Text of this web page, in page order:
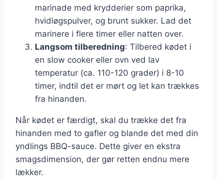
marinade med krydderier som paprika,
hvidløgspulver, og brunt sukker. Lad det
marinere i flere timer eller natten over.
Langsom tilberedning: Tilbered kødet i
en slow cooker eller ovn ved lav
temperatur (ca. 110-120 grader) i 8-10
timer, indtil det er mørt og let kan trækkes
fra hinanden.
Når kødet er færdigt, skal du trække det fra
hinanden med to gafler og blande det med din
yndlings BBQ-sauce. Dette giver en ekstra
smagsdimension, der gør retten endnu mere
lækker.